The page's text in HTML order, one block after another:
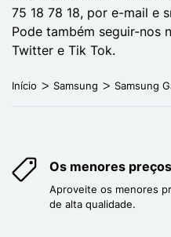
75 18 78 18, por e-mail e
Pode também seguir-nos
Twitter e Tik Tok.
Início Samsung Samsung
Os menores preços
Aproveite os menores
de alta qualidade.